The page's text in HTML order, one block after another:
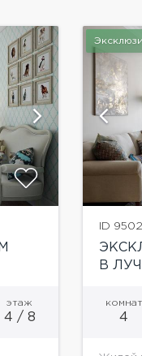
этаж
4 / 8
ID 9502
В
комнат
4